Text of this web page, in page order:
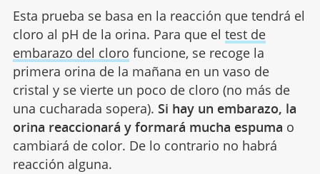
Esta prueba se basa en la reacción que tendrá el
cloro al pH de la orina. Para que el test de
embarazo del cloro funcione, se recoge la
primera orina de la mañana en un vaso de
cristal y se vierte un poco de cloro (no más de
una cucharada sopera). Si hay un embarazo, la
orina reaccionará y formará mucha espuma o
cambiará de color. De lo contrario no habrá
reacción alguna.